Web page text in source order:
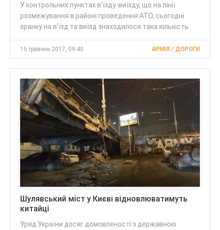
У контрольних пунктах в’їзду-виїзду, що на лінії
розмежування в районі проведення АТО, сьогодні
зранку на в’їзд та виїзд знаходилося така кількість
15 травень 2017, 09:40 АРМІЯ / ДОРОГИ
Шулявський міст у Києві відновлюватимуть
китайці
Уряд України досяг домовленості з державною